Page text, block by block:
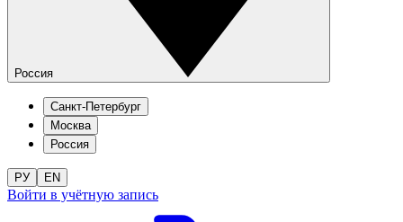
Россия
Санкт-Петербург
Москва
Россия
РУ EN
Войти в учётную запись